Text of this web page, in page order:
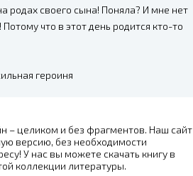
родах своего сына! Поняла? И мне нет
что в этот день родится кто-то
героиня
– целиком и без фрагментов. Наш сайт
версию, без необходимости
У нас вы можете скачать книгу в
коллекции литературы.